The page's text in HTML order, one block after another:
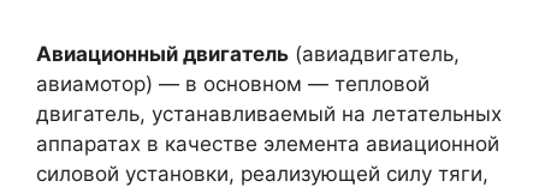
Авиационный двигатель (авиадвигатель,
авиамотор) — в основном — тепловой
двигатель, устанавливаемый на летательных
аппаратах в качестве элемента авиационной
силовой установки, реализующей силу тяги,